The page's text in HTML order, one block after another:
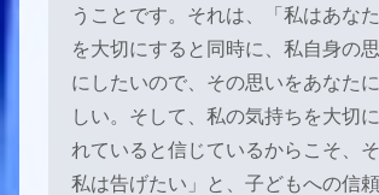
うことです。それは、「私はあな
を大切にすると同時に、私自身の
にしたいので、その思いをあなた
しい。そして、私の気持ちを大切
れていると信じているからこそ、
私は告げたい」と、子どもへの信